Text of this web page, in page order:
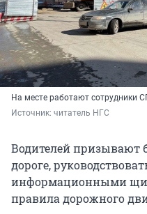
На месте работают сотрудники
Источник: читатель НГС
Водителей
дороге,
информационными
правила дорожного